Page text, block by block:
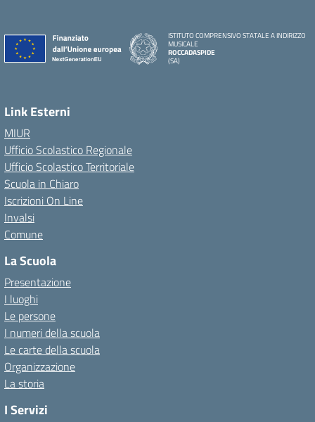
ISTITUTO COMPRENSIVO STATALE A INDIRIZZO
MUSICALE
ROCCADASPIDE
(SA)
Link Esterni
MIUR
Ufficio Scolastico Regionale
Ufficio Scolastico Territoriale
Scuola in Chiaro
Iscrizioni On Line
Invalsi
Comune
La Scuola
Presentazione
I luoghi
Le persone
I numeri della scuola
Le carte della scuola
Organizzazione
La storia
I Servizi